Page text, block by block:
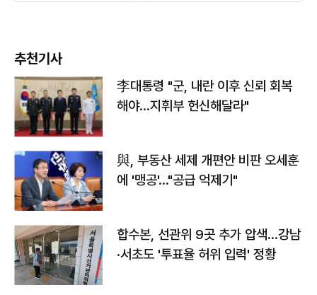
추천기사
李대통령 "군, 내란 이후 신뢰 회복
해야…지휘부 헌신해달라"
與, 부동산 세제 개편안 비판 오세훈
에 '맹공'…"공급 억제기"
합수본, 선관위 9곳 추가 압색…강남
·서초도 '투표율 허위 입력' 정황